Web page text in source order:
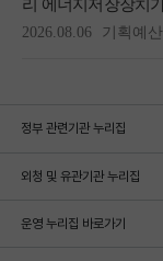
정부 관련기관 누리집
외청 및 유관기관 누리집
운영 누리집 바로가기